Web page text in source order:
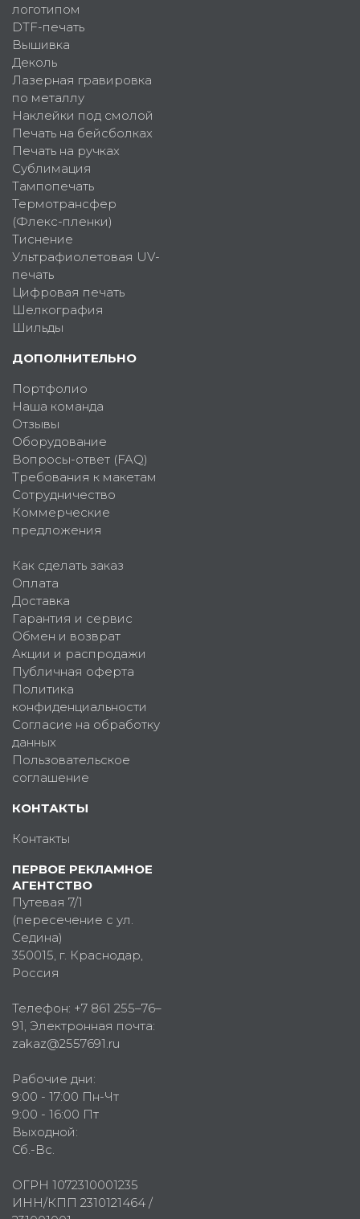
логотипом
DTF-печать
Вышивка
Деколь
Лазерная гравировка
по металлу
Наклейки под смолой
Печать на бейсболках
Печать на ручках
Сублимация
Тампопечать
Термотрансфер
(Флекс-пленки)
Тиснение
Ультрафиолетовая UV-
печать
Цифровая печать
Шелкография
Шильды
ДОПОЛНИТЕЛЬНО
Портфолио
Наша команда
Отзывы
Оборудование
Вопросы-ответ (FAQ)
Требования к макетам
Сотрудничество
Коммерческие
предложения
Как сделать заказ
Оплата
Доставка
Гарантия и сервис
Обмен и возврат
Акции и распродажи
Публичная оферта
Политика
конфиденциальности
Согласие на обработку
данных
Пользовательское
соглашение
КОНТАКТЫ
Контакты
ПЕРВОЕ РЕКЛАМНОЕ
АГЕНТСТВО
Путевая 7/1
(пересечение с ул.
Седина)
350015 , г. Краснодар,
Россия
Телефон: +7 861 255–76–
91 , Электронная почта:
zakaz@2557691.ru
Рабочие дни:
9:00 - 17:00 Пн-Чт
9:00 - 16:00 Пт
Выходной:
Сб.-Вс.
ОГРН 1072310001235
ИНН/КПП 2310121464 /